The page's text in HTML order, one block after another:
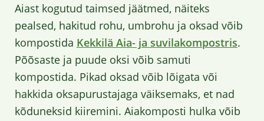
Aiast kogutud taimsed jäätmed, näiteks
pealsed, hakitud rohu, umbrohu ja oksad võib
kompostida Kekkilä Aia- ja suvilakompostris.
Põõsaste ja puude oksi võib samuti
kompostida. Pikad oksad võib lõigata või
hakkida oksapurustajaga väiksemaks, et nad
kõduneksid kiiremini. Aiakomposti hulka võib